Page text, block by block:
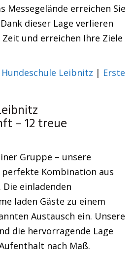
Messegelände erreichen Sie
dieser Lage verlieren
und erreichen Ihre Ziele
Hundeschule Leibnitz | Erste
– 12 treue
Gruppe – unsere
Kombination aus
einladenden
laden Gäste zu einem
Austausch ein. Unsere
die hervorragende Lage
nach Maß.